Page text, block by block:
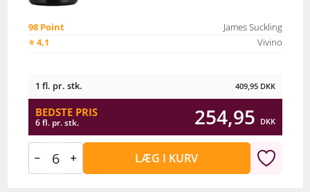
98 Point
James Suckling
⭐ 4,1
Vivino
1 fl. pr. stk. 409,95 DKK
BEDSTE PRIS
6 fl. pr. stk. 254,95 DKK
LÆG I KURV